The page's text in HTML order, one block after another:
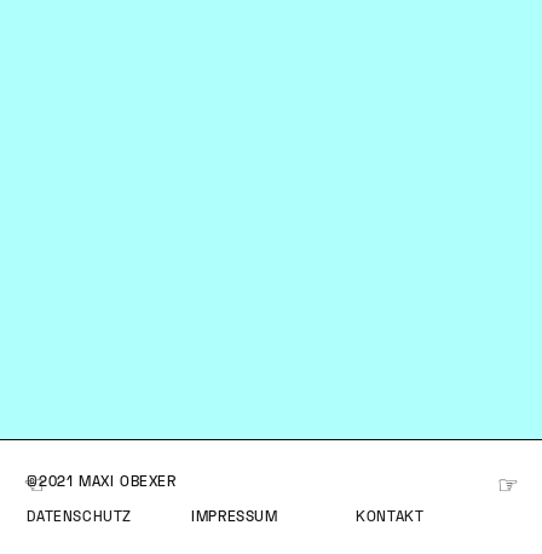
☞ ☞
©2021 MAXI OBEXER
DATENSCHUTZ IMPRESSUM KONTAKT